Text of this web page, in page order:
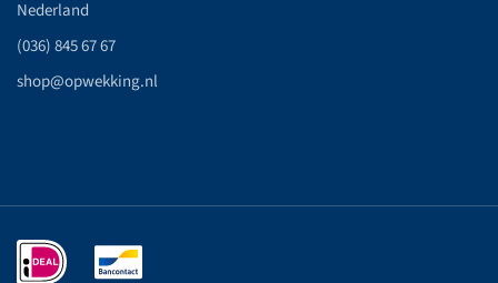
Nederland
(036) 845 67 67
shop@opwekking.nl